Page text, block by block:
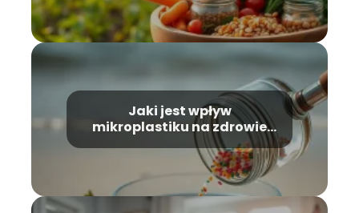
Jaki jest wpływ
mikroplastiku na zdrowie
człowieka i zwierząt?